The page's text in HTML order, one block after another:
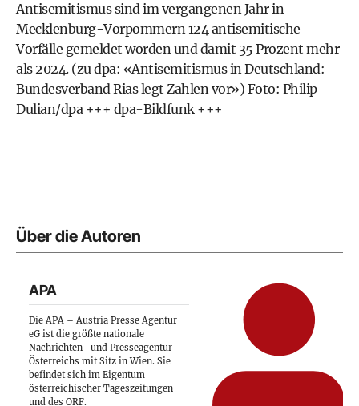
Antisemitismus sind im vergangenen Jahr in
Mecklenburg-Vorpommern 124 antisemitische
Vorfälle gemeldet worden und damit 35 Prozent mehr
als 2024. (zu dpa: «Antisemitismus in Deutschland:
Bundesverband Rias legt Zahlen vor») Foto: Philip
Dulian/dpa +++ dpa-Bildfunk +++
Über die Autoren
APA
Die APA – Austria Presse Agentur
eG ist die größte nationale
Nachrichten- und Presseagentur
Österreichs mit Sitz in Wien. Sie
befindet sich im Eigentum
österreichischer Tageszeitungen
und des ORF.